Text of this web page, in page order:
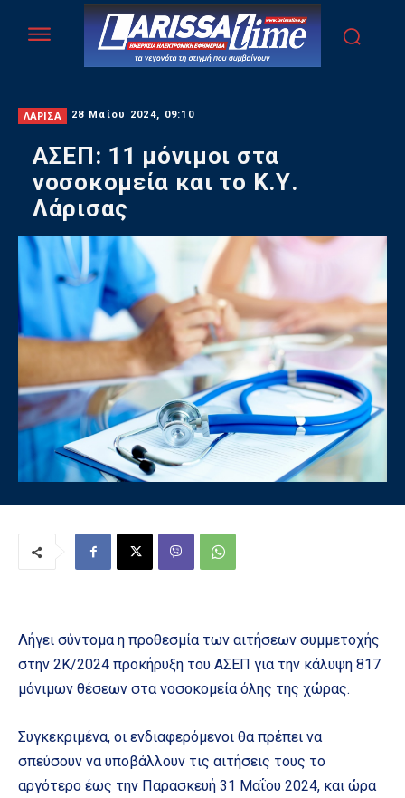
ΛΑΡΙΣΑ 28 Μαΐου 2024, 09:10
ΑΣΕΠ: 11 μόνιμοι στα
νοσοκομεία και το Κ.Υ.
Λάρισας
Λήγει σύντομα η προθεσμία των αιτήσεων συμμετοχής
στην 2Κ/2024 προκήρυξη του ΑΣΕΠ για την κάλυψη 817
μόνιμων θέσεων στα νοσοκομεία όλης της χώρας.
Συγκεκριμένα, οι ενδιαφερόμενοι θα πρέπει να
σπεύσουν να υποβάλλουν τις αιτήσεις τους το
αργότερο έως την Παρασκευή 31 Μαΐου 2024, και ώρα